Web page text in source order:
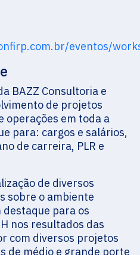
eventos/
BAZZ Consultoria e
de projetos
operações em toda a
para: cargos e salários,
de carreira, PLR e
de diversos
sobre o ambiente
para os
nos resultados das
com diversos projetos
de médio e grande porte